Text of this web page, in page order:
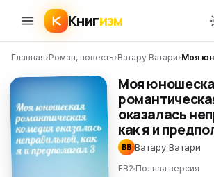
Книгизм
Главная›Роман, повесть›Ватару Ватари›Моя
Моя
оказалась
как я и
ВВ Ватару Ватари
FB2 Полная версия